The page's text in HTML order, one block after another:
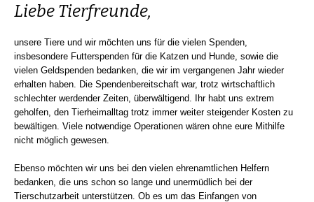
Liebe Tierfreunde,
unsere Tiere und wir möchten uns für die vielen Spenden,
insbesondere Futterspenden für die Katzen und Hunde, sowie die
vielen Geldspenden bedanken, die wir im vergangenen Jahr wieder
erhalten haben. Die Spendenbereitschaft war, trotz wirtschaftlich
schlechter werdender Zeiten, überwältigend. Ihr habt uns extrem
geholfen, den Tierheimalltag trotz immer weiter steigender Kosten zu
bewältigen. Viele notwendige Operationen wären ohne eure Mithilfe
nicht möglich gewesen.
Ebenso möchten wir uns bei den vielen ehrenamtlichen Helfern
bedanken, die uns schon so lange und unermüdlich bei der
Tierschutzarbeit unterstützen. Ob es um das Einfangen von